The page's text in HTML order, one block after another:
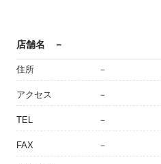
店舗名 －
住所 －
アクセス －
TEL －
FAX －